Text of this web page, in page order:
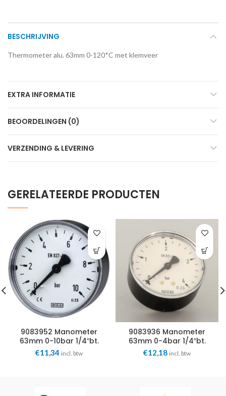
BESCHRIJVING
Thermometer alu. 63mm 0-120*C met klemveer
EXTRA INFORMATIE
BEOORDELINGEN (0)
VERZENDING & LEVERING
GERELATEERDE PRODUCTEN
9083952 Manometer
63mm 0-10bar 1/4″bt.
axiaal Wika
€11,34 incl. btw
9083936 Manometer
63mm 0-4bar 1/4″bt.
axiaal Wika
€12,18 incl. btw